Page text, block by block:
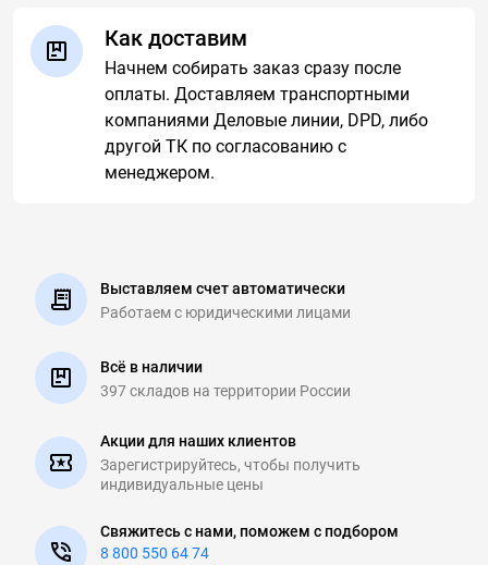
Как доставим
Начнем собирать заказ сразу после
оплаты. Доставляем транспортными
компаниями Деловые линии, DPD, либо
другой ТК по согласованию с
менеджером.
Выставляем счет автоматически
Работаем с юридическими лицами
Всё в наличии
397 складов на территории России
Акции для наших клиентов
Зарегистрируйтесь, чтобы получить
индивидуальные цены
Свяжитесь с нами, поможем с подбором
8 800 550 64 74